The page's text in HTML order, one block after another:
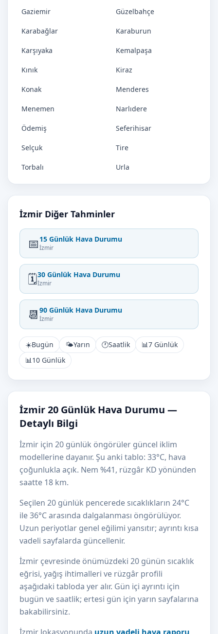
Gaziemir Güzelbahçe
Karabağlar Karaburun
Karşıyaka Kemalpaşa
Kınık Kiraz
Konak Menderes
Menemen Narlıdere
Ödemiş Seferihisar
Selçuk Tire
Torbalı Urla
İzmir Diğer Tahminler
📅 15 Günlük Hava Durumu
İzmir
🗓️30 Günlük Hava Durumu
İzmir
📆 90 Günlük Hava Durumu
İzmir
☀️Bugün 🌤️Yarın 🕐Saatlik 📊7 Günlük
📊10 Günlük
İzmir 20 Günlük Hava Durumu —
Detaylı Bilgi
İzmir için 20 günlük öngörüler güncel iklim
modellerine dayanır. Şu anki tablo: 33°C, hava
çoğunlukla açık. Nem %41, rüzgâr KD yönünden
saatte 18 km.
Seçilen 20 günlük pencerede sıcaklıkların 24°C
ile 36°C arasında dalgalanması öngörülüyor.
Uzun periyotlar genel eğilimi yansıtır; ayrıntı kısa
vadeli sayfalarda güncellenir.
İzmir çevresinde önümüzdeki 20 günün sıcaklık
eğrisi, yağış ihtimalleri ve rüzgâr profili
aşağıdaki tabloda yer alır. Gün içi ayrıntı için
bugün ve saatlik; ertesi gün için yarın sayfalarına
bakabilirsiniz.